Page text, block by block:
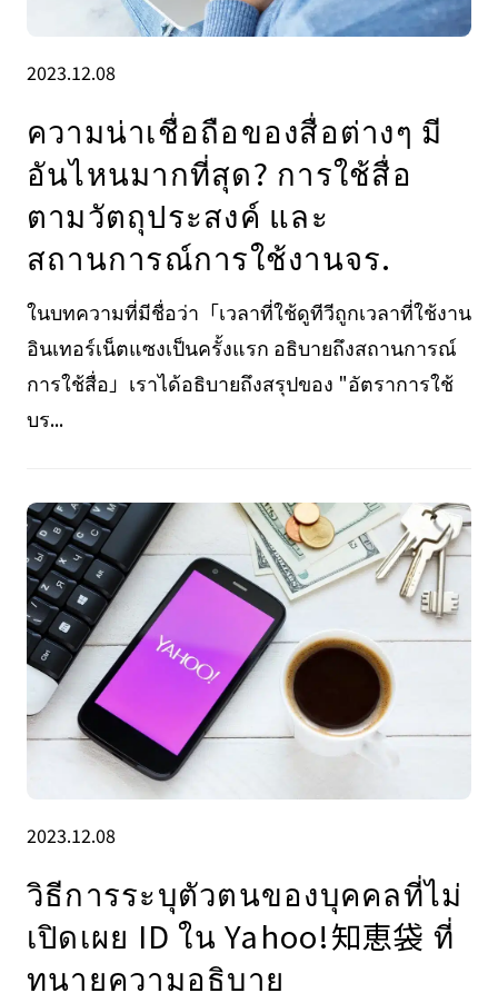
2023.12.08
ความน่าเชื่อถือของสื่อต่างๆ มี
อันไหนมากที่สุด? การใช้สื่อ
ตามวัตถุประสงค์ และ
สถานการณ์การใช้งานจร.
ในบทความที่มีชื่อว่า「เวลาที่ใช้ดูทีวีถูกเวลาที่ใช้งาน
อินเทอร์เน็ตแซงเป็นครั้งแรก อธิบายถึงสถานการณ์
การใช้สื่อ」เราได้อธิบายถึงสรุปของ "อัตราการใช้
บร...
2023.12.08
วิธีการระบุตัวตนของบุคคลที่ไม่
เปิดเผย ID ใน Yahoo!知恵袋 ที่
ทนายความอธิบาย